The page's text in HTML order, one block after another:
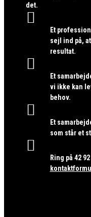
det.

Et
sejl ind på,
resultat.

Et
vi ikke kan
behov.

Et
som står et

Ring på 42